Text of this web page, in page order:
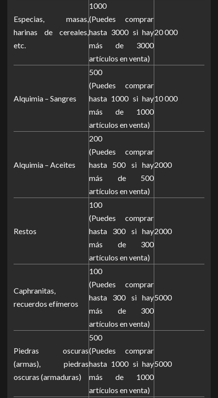
Especias, masas,
harinas de cereales,
etc.
1000
(Puedes comprar
hasta 3000 si hay
más de 3000
artículos en venta)
20 000
Alquimia – Sangres
500
(Puedes comprar
hasta 1000 si hay
más de 1000
artículos en venta)
10 000
Alquimia – Aceites
200
(Puedes comprar
hasta 500 si hay
más de 500
artículos en venta)
2000
Restos
100
(Puedes comprar
hasta 300 si hay
más de 300
artículos en venta)
2000
Caphranitas,
recuerdos efímeros
100
(Puedes comprar
hasta 300 si hay
más de 300
artículos en venta)
5000
Piedras oscuras
(armas), piedras
oscuras (armaduras)
500
(Puedes comprar
hasta 1000 si hay
más de 1000
artículos en venta)
5000